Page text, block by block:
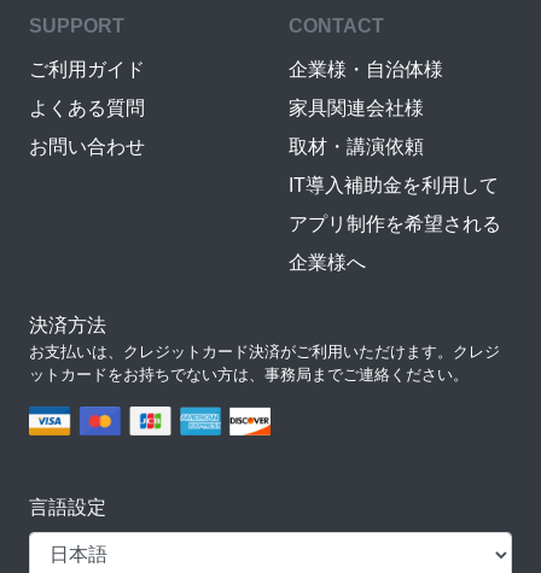
SUPPORT
ご利用ガイド
よくある質問
お問い合わせ
CONTACT
企業様・自治体様
家具関連会社様
取材・講演依頼
IT導入補助金を利用して
アプリ制作を希望される
企業様へ
決済方法
お支払いは、クレジットカード決済がご利用いただけます。クレジ
ットカードをお持ちでない方は、事務局までご連絡ください。
言語設定